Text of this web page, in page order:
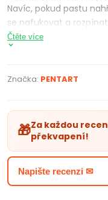
Navíc, pokud pastu
se nafukovat a
Chcete-li získat měkký
mokrou pastu nasypte
akrylovými barvami do
decoupage.
PARAMETRY
na vodne bázi,
chraňte před
objem 100 ml
Čtěte více
Značka: PENTART
🎁Za každou
překvapení!
Napište recenzi ✉